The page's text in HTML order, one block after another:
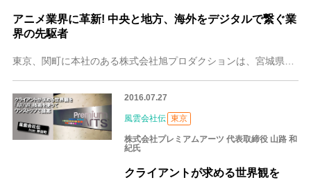
アニメ業界に革新! 中央と地方、海外をデジタルで繋ぐ業
界の先駆者
東京、関町に本社のある株式会社旭プロダクションは、宮城県白石市（しろいしし）にオールデジタルのスタジオを持ち、紙と鉛筆で描かれてきたアニメーションの作画作業にい
2016.07.27
風雲会社伝 東京
株式会社プレミアムアーツ 代表取締役 山路 和
紀氏
クライアントが求める世界観を